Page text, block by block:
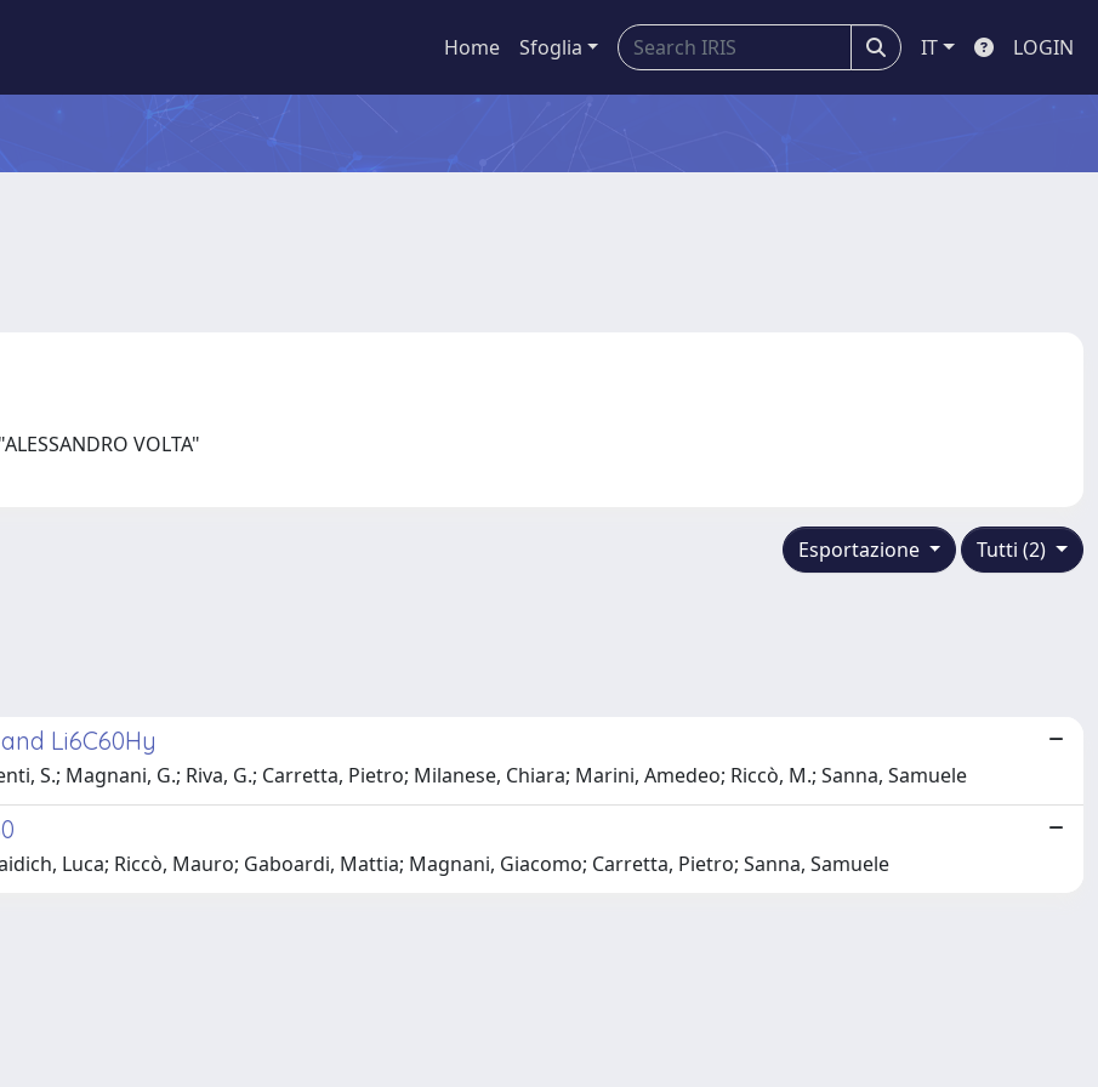
Home Sfoglia IT LOGIN
VOLTA"
Tutti (2)
Esportazione
Li6C60Hy
S.; Magnani, G.; Riva, G.; Carretta, Pietro; Milanese, Chiara; Marini, Amedeo; Riccò, M.; Sanna, Samuele
Luca; Riccò, Mauro; Gaboardi, Mattia; Magnani, Giacomo; Carretta, Pietro; Sanna, Samuele